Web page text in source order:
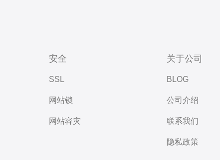
安全
SSL
网站锁
网站容灾
关于公司
BLOG
公司介绍
联系我们
隐私政策